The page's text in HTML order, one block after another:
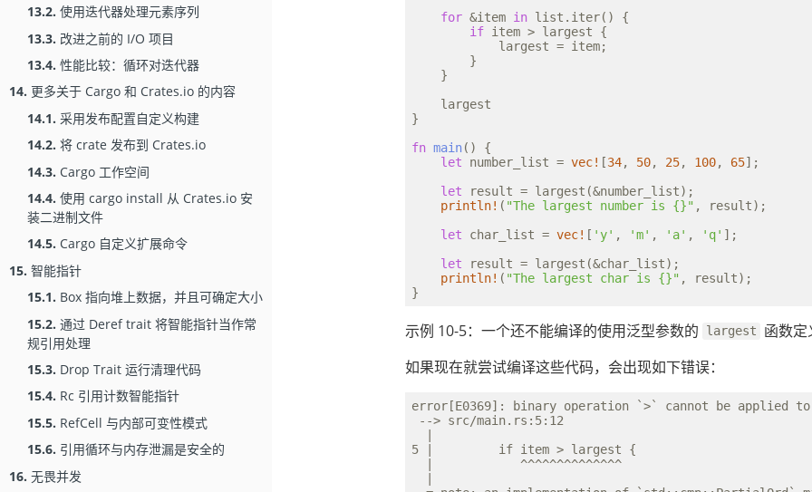
13.2. 使用迭代器处理元素序列
13.3. 改进之前的 I/O 项目
13.4. 性能比较：循环对迭代器
14. 更多关于 Cargo 和 Crates.io 的内容
14.1. 采用发布配置自定义构建
14.2. 将 crate 发布到 Crates.io
14.3. Cargo 工作空间
14.4. 使用 cargo install 从 Crates.io 安
装二进制文件
14.5. Cargo 自定义扩展命令
15. 智能指针
15.1. Box 指向堆上数据，并且可确定大小
15.2. 通过 Deref trait 将智能指针当作常
规引用处理
15.3. Drop Trait 运行清理代码
15.4. Rc 引用计数智能指针
15.5. RefCell 与内部可变性模式
15.6. 引用循环与内存泄漏是安全的
16. 无畏并发
for &item in list.iter() {
if item > largest {
            largest = item;
        }
    }
    largest
}
fn main() {
let number_list = vec! [34, 50, 25, 100, 65];
let result = largest(&number_list);
println! ( "The largest number is {}" , result);
let char_list = vec! [ 'y' , 'm' , 'a' , 'q' ];
let result = largest(&char_list);
println! ( "The largest char is {}" , result);
示例 10-5：一个还不能编译的使用泛型参数的 largest
函数定
如果现在就尝试编译这些代码，会出现如下错误：
error[E0369]: binary operation `>` cannot be applied
--> src/main.rs:5:12
5 |         if item > largest {
  |            ^^^^^^^^^^^^^^